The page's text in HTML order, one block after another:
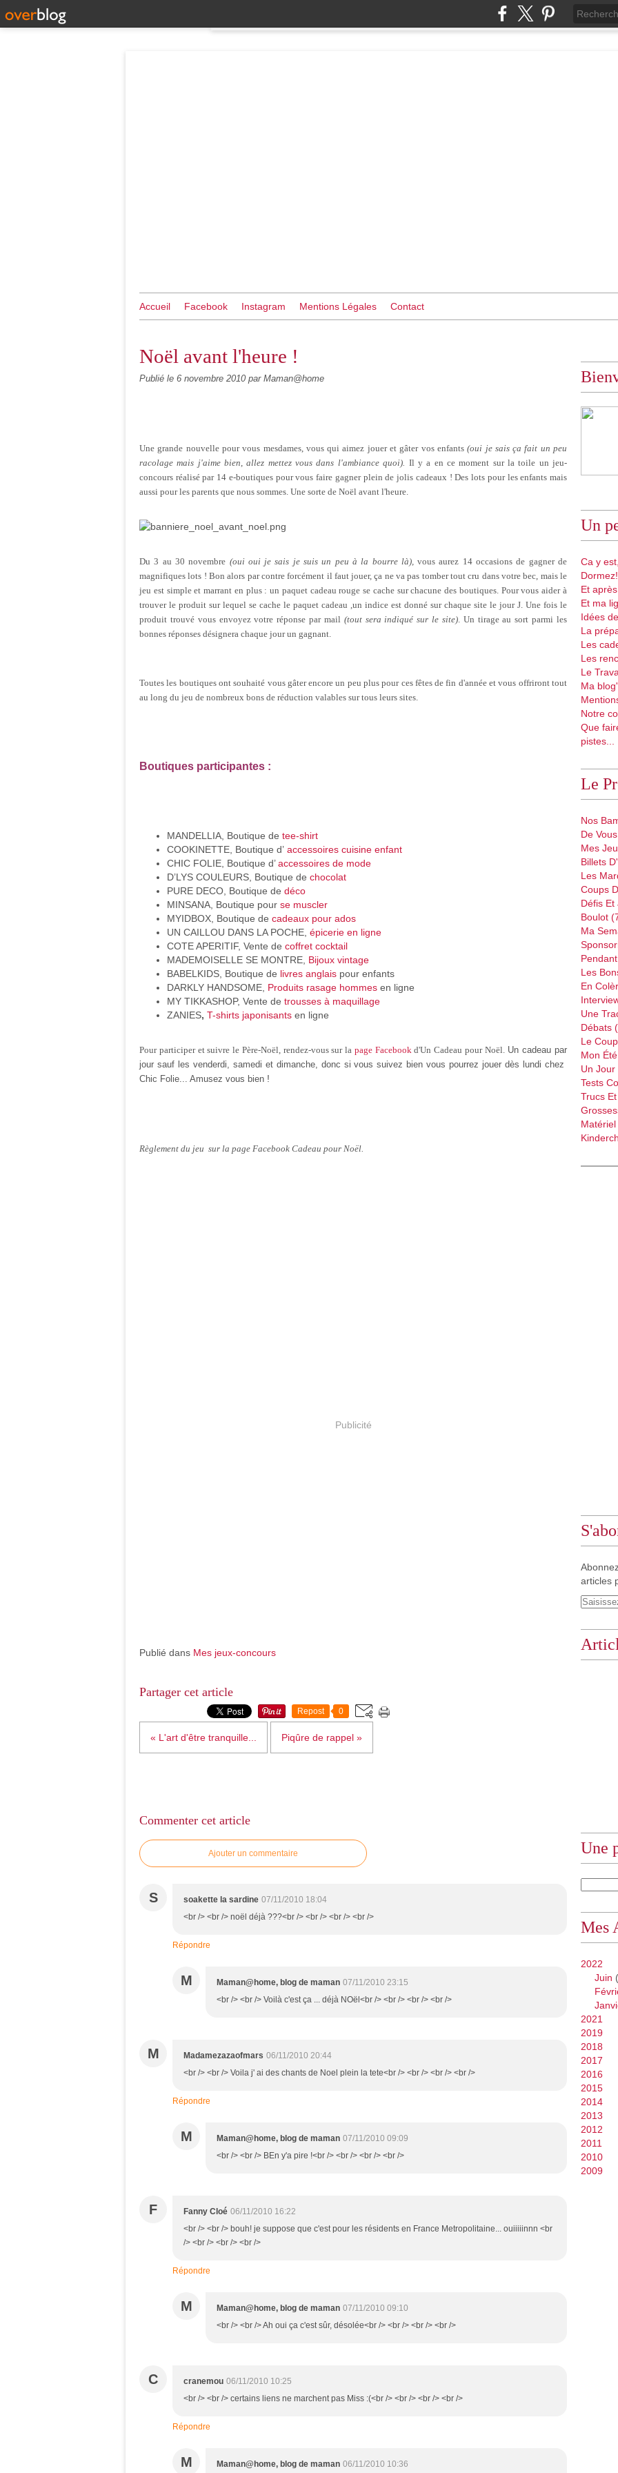
Accueil Facebook Instagram Mentions Légales Contact
Noël avant l'heure !
Publié le 6 novembre 2010 par Maman@home
Une grande nouvelle pour vous mesdames, vous qui aimez jouer et gâter vos enfants(oui je sais ça fait un peu
racolage mais j'aime bien,allez mettez vous dans l'ambiance quoi). Il y a en ce moment sur la toile un jeu-
concours réalisé par 14 e-boutiques pour vous faire gagner plein de jolis cadeaux ! Des lots pour les enfants mais
aussi pour les parents que nous sommes. Une sorte de Noël avant l'heure.
Du 3 au 30 novembre (oui oui je sais je suis un peu à la bourre là),vous aurez 14 occasions de gagner de
magnifiques lots ! Bon alors par contre forcément il faut jouer, ça ne va pas tomber tout cru dans votre bec, mais le
jeu est simple et marrant en plus : un paquet cadeau rouge se cache sur chacune des boutiques. Pour vous aider à
trouver le produit sur lequel se cache le paquet cadeau ,un indice est donné sur chaque site le jour J. Une fois le
produit trouvé vous envoyez votre réponse par mail (tout sera indiqué sur le site). Un tirage au sort parmi les
bonnes réponses désignera chaque jour un gagnant.
Toutes les boutiques ont souhaité vous gâter encore un peu plus pour ces fêtes de fin d'année et vous offriront tout
au long du jeu de nombreux bons de réduction valables sur tous leurs sites.
Boutiques participantes :
MANDELLIA, Boutique de tee-shirt
COOKINETTE, Boutique d’ accessoires cuisine enfant
CHIC FOLIE, Boutique d’accessoires de mode
D’LYS COULEURS, Boutique de chocolat
PURE DECO, Boutique de déco
MINSANA, Boutique pour se muscler
MYIDBOX, Boutique de cadeaux pour ados
UN CAILLOU DANS LA POCHE, épicerie en ligne
COTE APERITIF, Vente de coffret cocktail
MADEMOISELLE SE MONTRE, Bijoux vintage
BABELKIDS, Boutique de livres anglais pour enfants
DARKLY HANDSOME, Produits rasage hommes en ligne
MY TIKKASHOP, Vente de trousses à maquillage
ZANIES, T-shirts japonisants en ligne
Pour participer et suivre le Père-Noël, rendez-vous sur la page Facebookd'Un Cadeau pour Noël.Un cadeau par
jour sauf les venderdi, samedi et dimanche, donc si vous suivez bien vous pourrez jouer dès lundi chez
Chic Folie... Amusez vous bien !
Règlement du jeu sur la page Facebook Cadeau pour Noël.
Publicité
Publié dans Mes jeux-concours
Partager cet article
Repost 0
« L'art d'être tranquille... Piqûre de rappel »
Commenter cet article
Ajouter un commentaire
S soakette la sardine 07/11/2010 18:04
<br /> <br /> noël déjà ???<br /> <br /> <br /> <br />
Répondre
M Maman@home, blog de maman 07/11/2010 23:15
<br /> <br /> Voilà c'est ça ... déjà NOël<br /> <br /> <br /> <br />
M Madamezazaofmars 06/11/2010 20:44
<br /> <br /> Voila j' ai des chants de Noel plein la tete<br /> <br /> <br /> <br />
Répondre
M Maman@home, blog de maman 07/11/2010 09:09
<br /> <br /> BEn y'a pire !<br /> <br /> <br /> <br />
F Fanny Cloé 06/11/2010 16:22
<br /> <br /> bouh! je suppose que c'est pour les résidents en France Metropolitaine... ouiiiiinnn <br
/> <br /> <br /> <br />
Répondre
M Maman@home, blog de maman 07/11/2010 09:10
<br /> <br /> Ah oui ça c'est sûr, désolée<br /> <br /> <br /> <br />
C cranemou 06/11/2010 10:25
<br /> <br /> certains liens ne marchent pas Miss :(<br /> <br /> <br /> <br />
Répondre
M Maman@home, blog de maman 06/11/2010 10:36
Un
Ca y
Dormez!
Et
Et ma
Idées
La
Les
Les
Le
Ma
Notre
Que
pistes...
Le
Nos
De
Mes
Billets
Les
Coups
Défis Et
Boulot
Ma
Les
En
Une
Débats
Le
Mon
Un
Tests
Trucs
articles
Une
Mes
2022
Juin
2021
2019
2018
2017
2016
2015
2014
2013
2012
2011
2010
2009